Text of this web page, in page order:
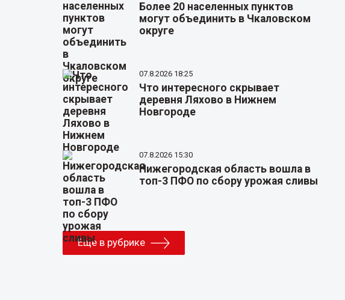
Более 20 населенных пунктов
могут объединить в Чкаловском
округе
07.8.2026 18:25
Что интересного скрывает
деревня Ляхово в Нижнем
Новгороде
07.8.2026 15:30
Нижегородская область вошла в
топ-3 ПФО по сбору урожая сливы
Еще в рубрике